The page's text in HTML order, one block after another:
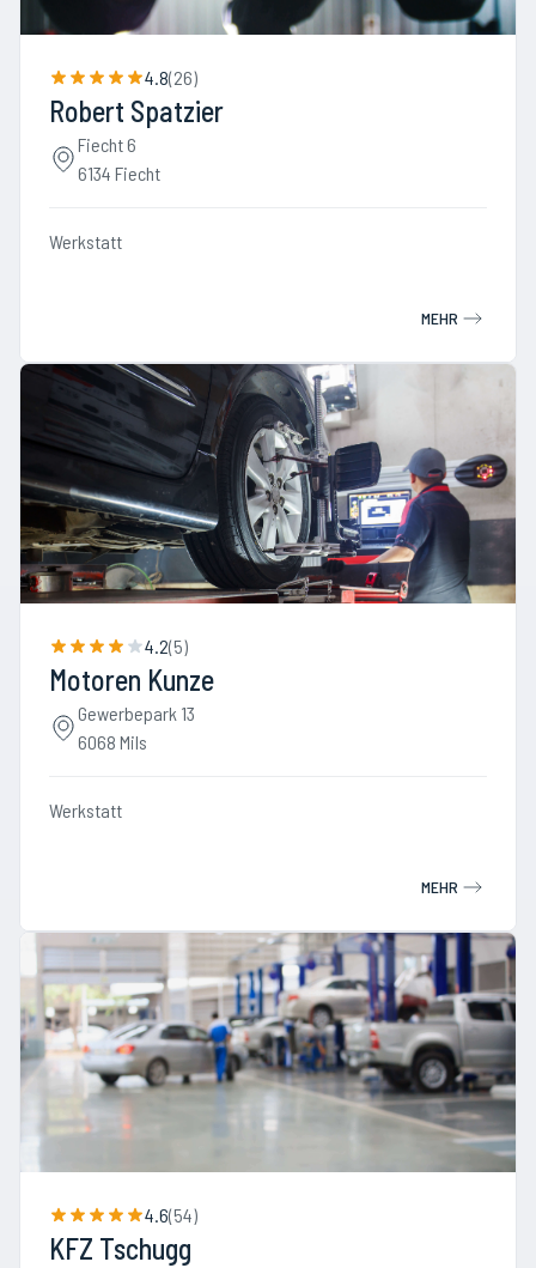
4.8(26)
Robert Spatzier
Fiecht 6
6134 Fiecht
Werkstatt
MEHR
4.2(5)
Motoren Kunze
Gewerbepark 13
6068 Mils
Werkstatt
MEHR
4.6(54)
KFZ Tschugg